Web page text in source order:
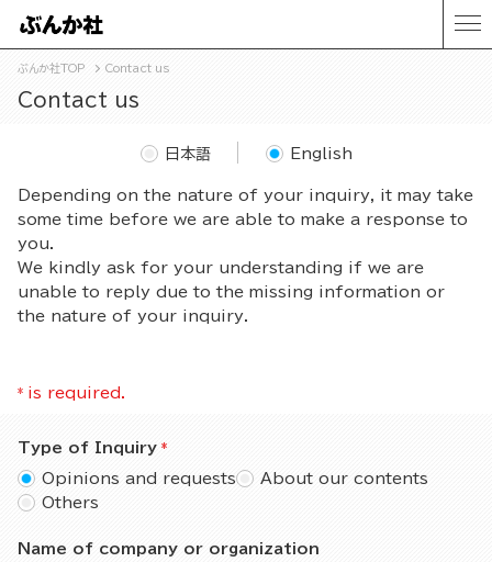
ぶんか社TOP Contact us
Contact us
Depending on the nature of your inquiry, it may take
some time before we are able to make a response to
you.
We kindly ask for your understanding if we are
unable to reply due to the missing information or
the nature of your inquiry.
日本語 English
* is required.
Type of Inquiry
Opinions and requests
About our contents
Others
Name of company or organization